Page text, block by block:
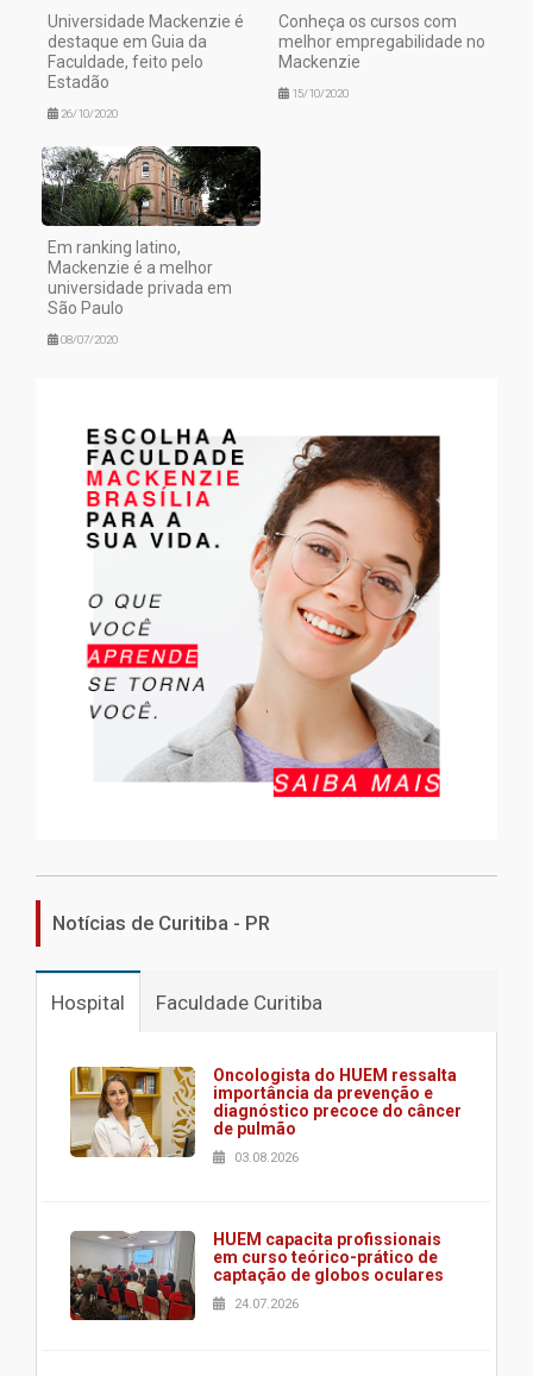
Universidade Mackenzie é
destaque em Guia da
Faculdade, feito pelo
Estadão
26/10/2020
Conheça os cursos com
melhor empregabilidade no
Mackenzie
15/10/2020
Em ranking latino,
Mackenzie é a melhor
universidade privada em
São Paulo
08/07/2020
Notícias de Curitiba - PR
Hospital Faculdade Curitiba
Oncologista do HUEM ressalta
importância da prevenção e
diagnóstico precoce do câncer
de pulmão
03.08.2026
HUEM capacita profissionais
em curso teórico-prático de
captação de globos oculares
24.07.2026